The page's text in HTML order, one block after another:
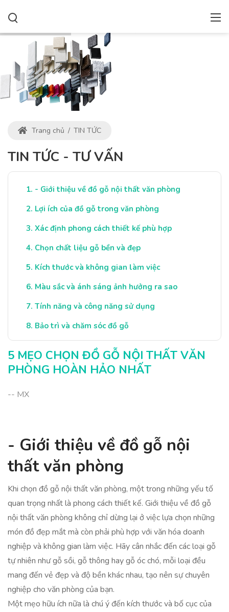
Trang chủ / TIN TỨC
TIN TỨC - TƯ VẤN
- Giới thiệu về đồ gỗ nội thất văn phòng
Lợi ích của đồ gỗ trong văn phòng
Xác định phong cách thiết kế phù hợp
Chọn chất liệu gỗ bền và đẹp
Kích thước và không gian làm việc
Màu sắc và ánh sáng ảnh hưởng ra sao
Tính năng và công năng sử dụng
Bảo trì và chăm sóc đồ gỗ
Kết luận: Chọn lựa thông minh cho văn phòng
Kết luận: Chọn lựa thông minh cho văn phòng
5 MẸO CHỌN ĐỒ GỖ NỘI THẤT VĂN
PHÒNG HOÀN HẢO NHẤT
-- MX
- Giới thiệu về đồ gỗ nội
thất văn phòng
Khi chọn đồ gỗ nội thất văn phòng, một trong những yếu tố
quan trọng nhất là phong cách thiết kế. Giới thiệu về đồ gỗ
nội thất văn phòng không chỉ dừng lại ở việc lựa chọn những
món đồ đẹp mắt mà còn phải phù hợp với văn hóa doanh
nghiệp và không gian làm việc. Hãy cân nhắc đến các loại gỗ
tự nhiên như gỗ sồi, gỗ thông hay gỗ óc chó, mỗi loại đều
mang đến vẻ đẹp và độ bền khác nhau, tạo nên sự chuyên
nghiệp cho văn phòng của bạn.
Một mẹo hữu ích nữa là chú ý đến kích thước và bố cục của